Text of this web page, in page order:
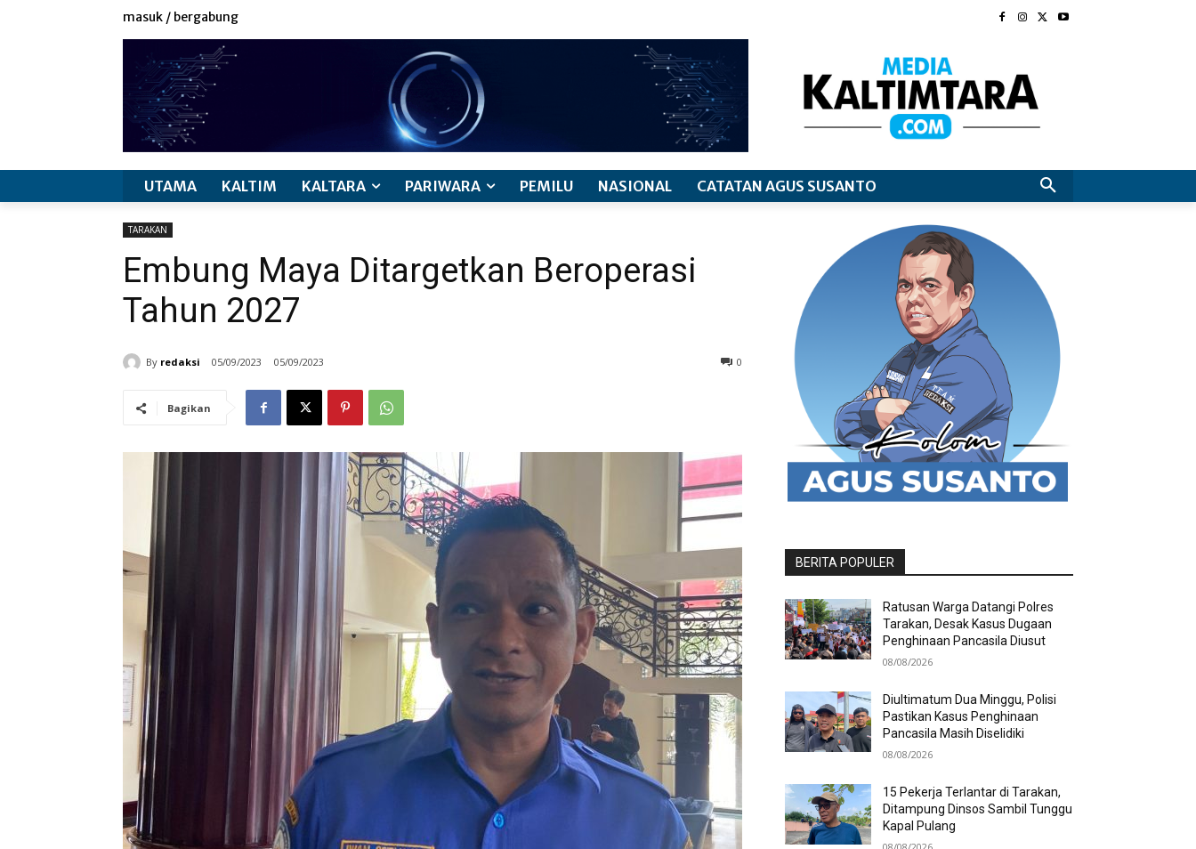
masuk / bergabung
UTAMA KALTIM KALTARA PARIWARA PEMILU NASIONAL CATATAN AGUS SUSANTO
TARAKAN
Embung Maya Ditargetkan Beroperasi
Tahun 2027
By redaksi 05/09/2023 05/09/2023 0
Bagikan
BERITA POPULER
Ratusan Warga Datangi Polres
Tarakan, Desak Kasus Dugaan
Penghinaan Pancasila Diusut
08/08/2026
Diultimatum Dua Minggu, Polisi
Pastikan Kasus Penghinaan
Pancasila Masih Diselidiki
08/08/2026
15 Pekerja Terlantar di Tarakan,
Ditampung Dinsos Sambil Tunggu
Kapal Pulang